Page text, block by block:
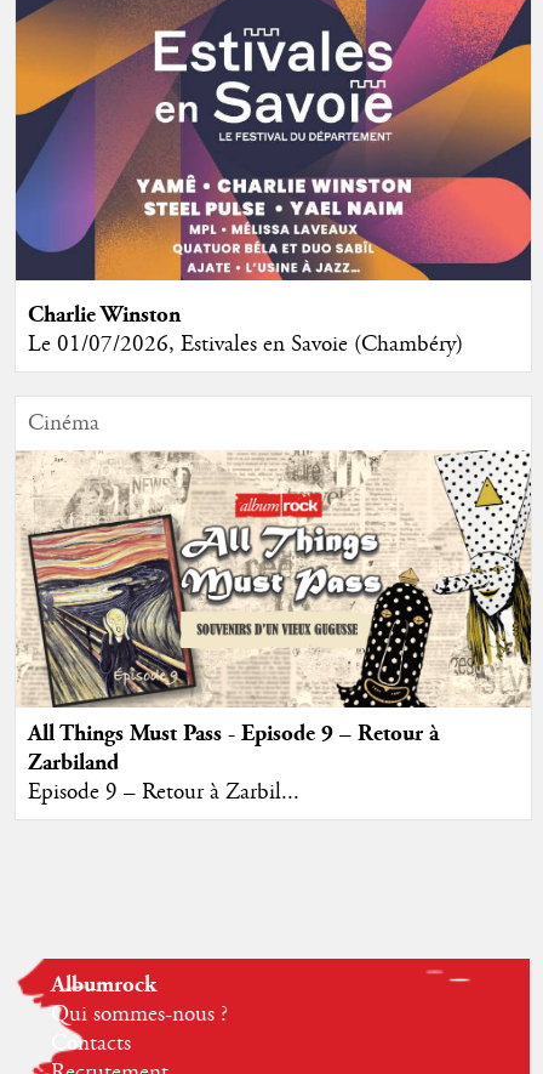
Charlie Winston
Le 01/07/2026, Estivales en Savoie (Chambéry)
Cinéma
All Things Must Pass - Episode 9 – Retour à
Zarbiland
Episode 9 – Retour à Zarbil...
Albumrock
Qui sommes-nous ?
Contacts